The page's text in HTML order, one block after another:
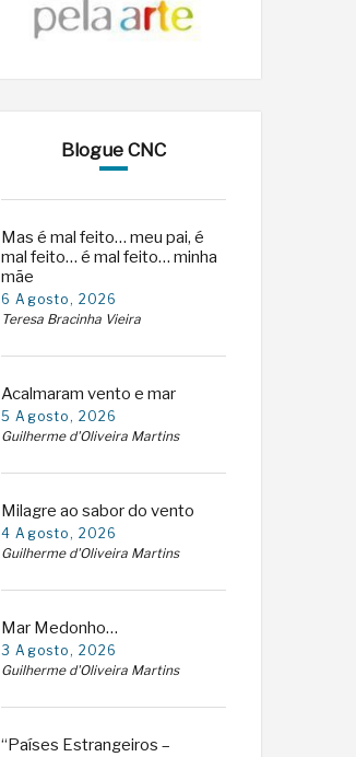
Blogue CNC
Mas é mal feito… meu pai, é
mal feito… é mal feito… minha
mãe
6 Agosto, 2026
Teresa Bracinha Vieira
Acalmaram vento e mar
5 Agosto, 2026
Guilherme d'Oliveira Martins
Milagre ao sabor do vento
4 Agosto, 2026
Guilherme d'Oliveira Martins
Mar Medonho…
3 Agosto, 2026
Guilherme d'Oliveira Martins
“Países Estrangeiros –